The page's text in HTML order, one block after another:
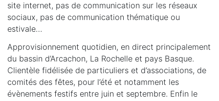
site internet, pas de communication sur les réseaux
sociaux, pas de communication thématique ou
estivale…
Approvisionnement quotidien, en direct principalement
du bassin d’Arcachon, La Rochelle et pays Basque.
Clientèle fidélisée de particuliers et d’associations, de
comités des fêtes, pour l’été et notamment les
évènements festifs entre juin et septembre. Enfin le